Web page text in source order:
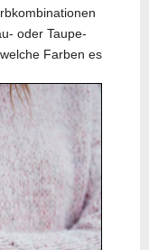
oder Taupe-
Farben es